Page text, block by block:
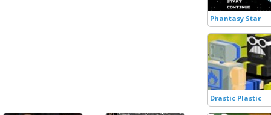
Phantasy Star
Drastic Plastic